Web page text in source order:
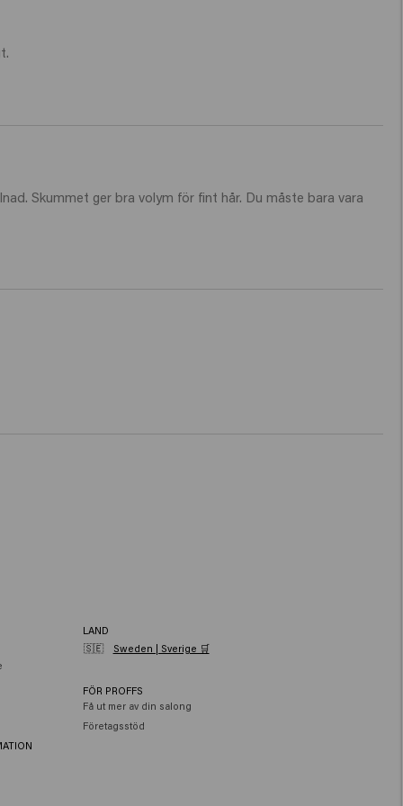
Skummet ger bra volym för fint hår. Du måste bara vara
LAND
🇸🇪
Sweden | Sverige 🛒
FÖR PROFFS
Få ut mer av din salong
Företagsstöd